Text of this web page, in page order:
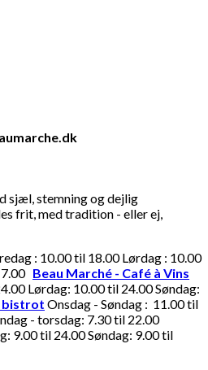
sjæl, stemning og dejlig
frit, med tradition - eller ej,
: 10.00 til 18.00 Lørdag : 10.00
Beau Marché - Café à Vins
Lørdag: 10.00 til 24.00 Søndag:
bistrot Onsdag - Søndag : 11.00 til
- torsdag: 7.30 til 22.00
9.00 til 24.00 Søndag: 9.00 til